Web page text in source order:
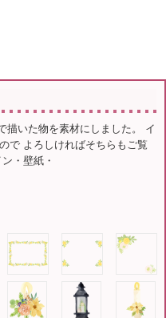
描いた物を素材にしました。 イ
で よろしければそちらもご覧
・壁紙・